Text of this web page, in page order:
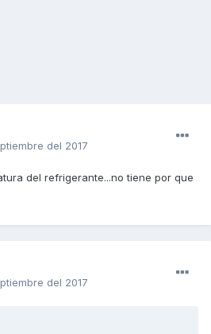
del 2017
del refrigerante...no tiene por que
del 2017